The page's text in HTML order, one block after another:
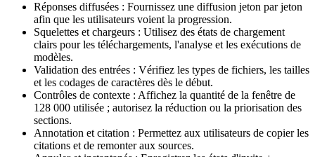
Réponses diffusées : Fournissez une diffusion jeton par jeton
afin que les utilisateurs voient la progression.
Squelettes et chargeurs : Utilisez des états de chargement
clairs pour les téléchargements, l'analyse et les exécutions de
modèles.
Validation des entrées : Vérifiez les types de fichiers, les tailles
et les codages de caractères dès le début.
Contrôles de contexte : Affichez la quantité de la fenêtre de
128 000 utilisée ; autorisez la réduction ou la priorisation des
sections.
Annotation et citation : Permettez aux utilisateurs de copier les
citations et de remonter aux sources.